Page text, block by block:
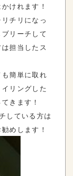
けれます！
チリになっ
リーチして
担当したス
簡単に取れ
リングした
きます！
している方は
めします！